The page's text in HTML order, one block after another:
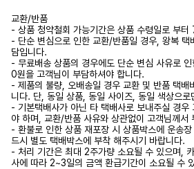
교환/반품
- 상품 청약철회 가능기간은 상품 수령일로 부터
- 단순 변심으로 인한 교환/반품일 경우, 왕복
담입니다.
- 무료배송 상품의 경우에도 단순 변심 사유로
0원을 고객님이 부담하셔야 합니다.
- 제품의 불량, 오배송일 경우 교환 및 반품 택배
니다. 단, 동일 상품, 동일 사이즈, 동일 색상으로
- 기본택배사가 아닌 타 택배사로 보내주실 경우
야 하며, 교환/반품 사유와 상관없이 고객님께서
- 환불로 인한 상품 재포장 시 상품박스에 운송
드시 별도 택배박스에 부착 해주시기 바랍니다.
- 처리 기간은 최대 2주가량 소요될 수 있으며,
사에 따라 2~3일의 금액 환급기간이 소요될 수